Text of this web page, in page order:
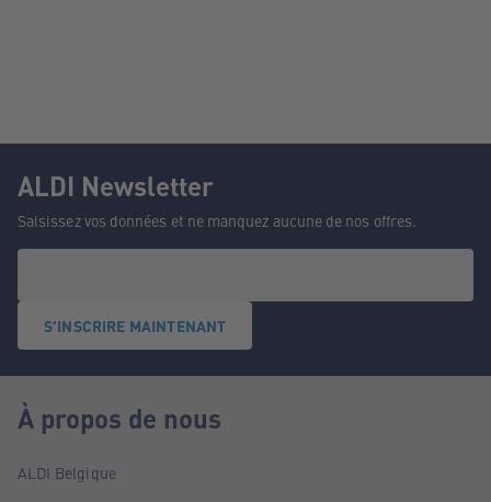
ALDI Newsletter
Saisissez vos données et ne manquez aucune de nos offres.
S'INSCRIRE MAINTENANT
À propos de nous
ALDI Belgique